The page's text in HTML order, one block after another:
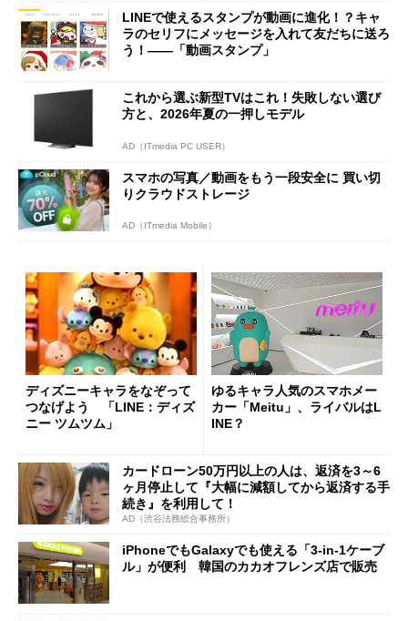
LINEで使えるスタンプが動画に進化！？キャ
ラのセリフにメッセージを入れて友だちに送ろ
う！――「動画スタンプ」
これから選ぶ新型TVはこれ！失敗しない選び
方と、2026年夏の一押しモデル
AD（ITmedia PC USER）
スマホの写真／動画をもう一段安全に 買い切
りクラウドストレージ
AD（ITmedia Mobile）
ディズニーキャラをなぞって
つなげよう 「LINE：ディズ
ニー ツムツム」
ゆるキャラ人気のスマホメー
カー「Meitu」、ライバルはL
INE？
カードローン50万円以上の人は、返済を3～6
ヶ月停止して『大幅に減額してから返済する手
続き』を利用して！
AD（渋谷法務総合事務所）
iPhoneでもGalaxyでも使える「3-in-1ケーブ
ル」が便利 韓国のカカオフレンズ店で販売